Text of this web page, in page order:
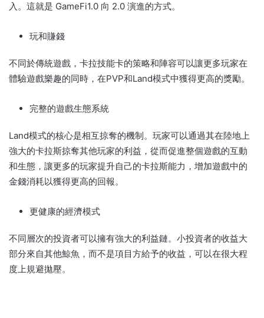
入。 這就是 GameFi1.0 向 2.0 演進的方式。
玩和賺錢
不同於傳統遊戲，卡拉技能卡的策略和陣容可以讓更多玩家在
體驗遊戲樂趣的同時，在PVP和Land模式中獲得更高的獎勵。
完整的遊戲生態系統
Land模式的核心是相互掠奪的機制。 玩家可以通過其在陸地上
強大的卡拉斯掠奪其他玩家的利益，從而促進整個遊戲的互動
和生態，讓更多的玩家提升自己的卡拉斯能力，增加遊戲中的
金錢消耗以獲得更高的回報。
更健康的經濟模式
不同層次的投資者可以擁有強大的利益鏈。 小投資者的收益大
部分來自其他鯨魚，而不是項目方給予的收益，可以在很大程
度上規避拋壓。